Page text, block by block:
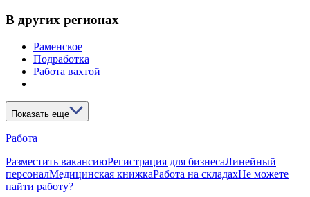
В других регионах
Раменское
Подработка
Работа вахтой
Показать еще
Работа
Разместить вакансиюРегистрация для бизнесаЛинейный
персоналМедицинская книжкаРабота на складахНе можете
найти работу?